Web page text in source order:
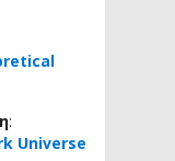
:
Universe